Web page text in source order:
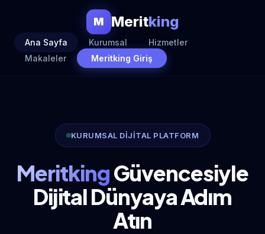
M Meritking
Ana Sayfa Kurumsal
Hizmetler
Makaleler
Meritking Giriş
KURUMSAL DİJİTAL PLATFORM
MeritkingGüvencesiyle
Dijital Dünyaya Adım
Atın